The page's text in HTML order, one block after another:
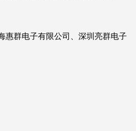
群电子有限公司、深圳亮群电子